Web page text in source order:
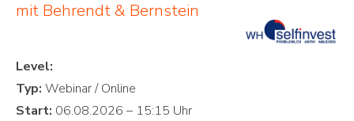
mit Behrendt & Bernstein
Level:
Typ:
Start: